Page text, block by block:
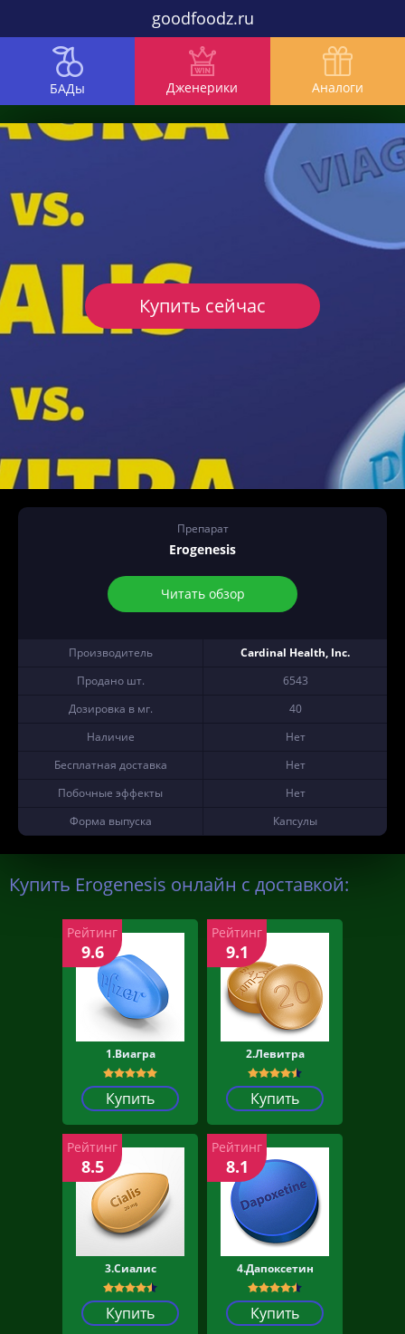
goodfoodz.ru
БАДы Дженерики Аналоги
Препарат
Erogenesis
Читать обзор
Производитель
Cardinal Health, Inc.
Продано шт.
6543
Дозировка в мг.
40
Наличие
Нет
Бесплатная доставка
Нет
Побочные эффекты
Нет
Форма выпуска
Капсулы
Купить сейчас
Купить Erogenesis онлайн с доставкой:
1.Виагра
Купить
Рейтинг
9.6
2.Левитра
Купить
Рейтинг
9.1
3.Сиалис
Купить
Рейтинг
8.5
4.Дапоксетин
Купить
Рейтинг
8.1